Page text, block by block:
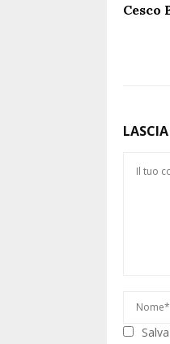
Cesco